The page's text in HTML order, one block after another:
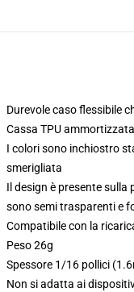
Durevole caso flessibile
Cassa TPU
I colori sono inchiostro
smerigliata
Il design è presente
sono semi trasparenti e
Compatibile con la
Peso 26g
Spessore 1/16 pollici
Non si adatta ai